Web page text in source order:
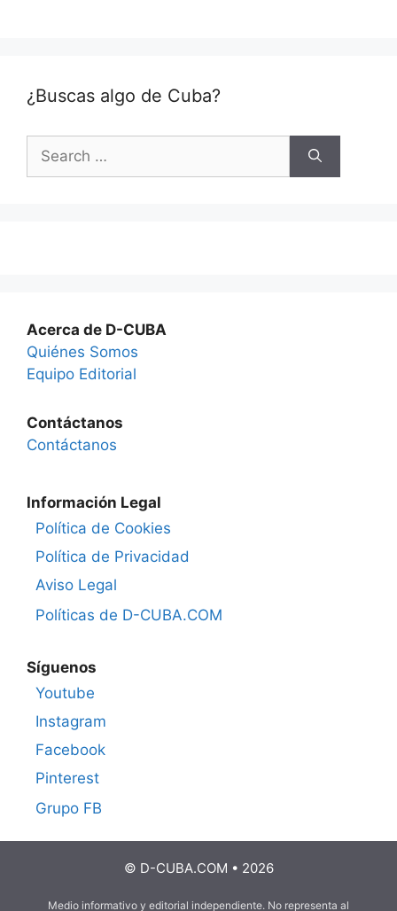
¿Buscas algo de Cuba?
for:
Acerca de D-CUBA
Quiénes Somos
Equipo Editorial
Contáctanos
Contáctanos
Información Legal
Política de Cookies
Política de Privacidad
Aviso Legal
Políticas de D-CUBA.COM
Síguenos
Youtube
Instagram
Facebook
Pinterest
Grupo FB
© D-CUBA.COM • 2026
Medio informativo y editorial independiente. No representa al